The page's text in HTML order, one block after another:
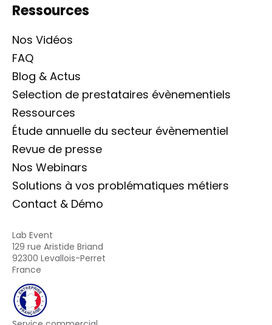
Ressources
Nos Vidéos
FAQ
Blog & Actus
Selection de prestataires évènementiels
Ressources
Étude annuelle du secteur évènementiel
Revue de presse
Nos Webinars
Solutions à vos problématiques métiers
Contact & Démo
Lab Event
129 rue Aristide Briand
92300 Levallois-Perret
France